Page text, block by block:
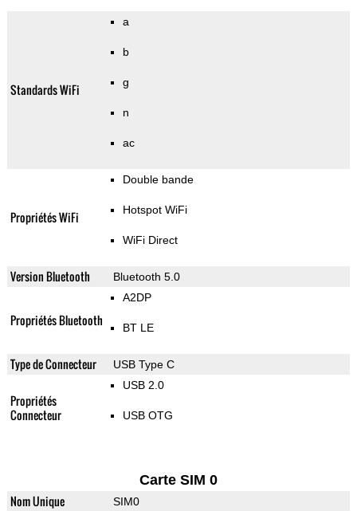
Standards WiFi
a
b
g
n
ac
Propriétés WiFi
Double bande
Hotspot WiFi
WiFi Direct
Version Bluetooth Bluetooth 5.0
Propriétés Bluetooth
A2DP
BT LE
Type de Connecteur USB Type C
Propriétés
Connecteur
USB 2.0
USB OTG
Carte SIM 0
Nom Unique SIM0